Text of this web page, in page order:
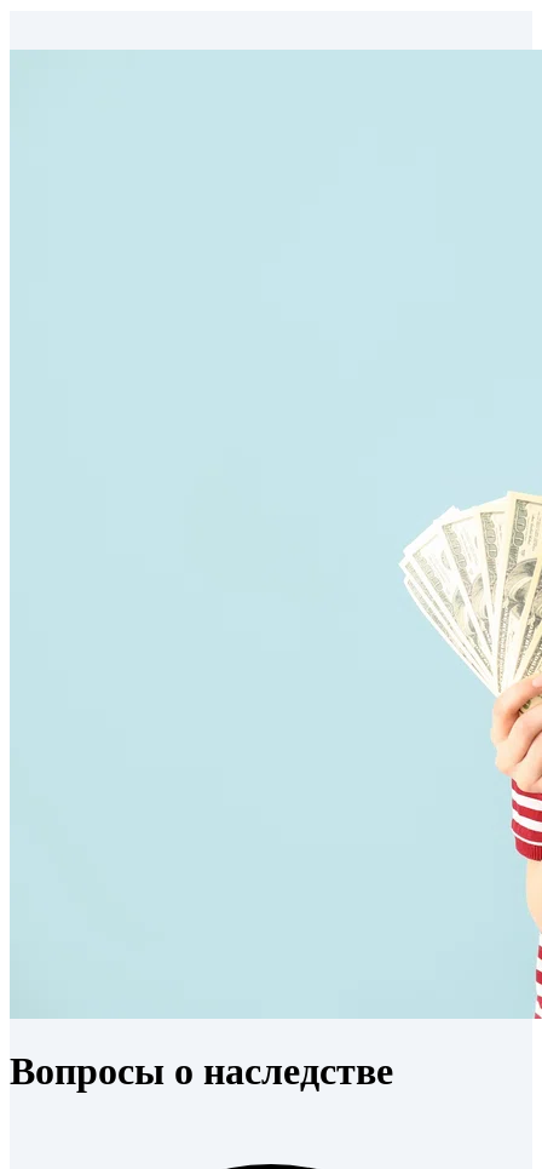
Вопросы о наследстве